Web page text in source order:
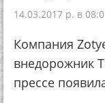
14.03.2017 р. в
Компания
внедорожник
прессе